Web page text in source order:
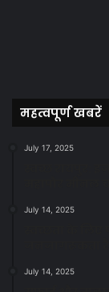
महत्वपूर्ण खबरें
July 17, 2025
July 14, 2025
July 14, 2025